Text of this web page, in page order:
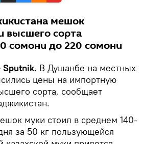
мешок
высшего сорта
сомони до 220 сомони
В Душанбе на местных
цены на импортную
сорта, сообщает
муки стоил в среднем 140-
за 50 кг пользующейся